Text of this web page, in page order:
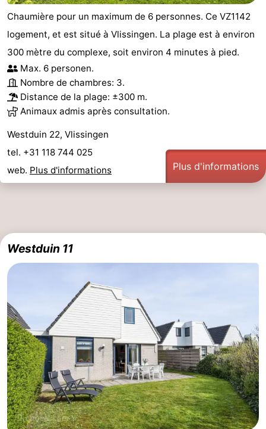
Chaumière pour un maximum de 6 personnes. Ce VZ1142
logement, et est situé à Vlissingen. La plage est à environ
300 mètre du complexe, soit environ 4 minutes à pied.
Max. 6 personen.
Nombre de chambres: 3.
Distance de la plage: ±300 m.
Animaux admis après consultation.
Westduin 22, Vlissingen
tel. +31 118 744 025
web. Plus d'informations Plus d'informations
Westduin 11